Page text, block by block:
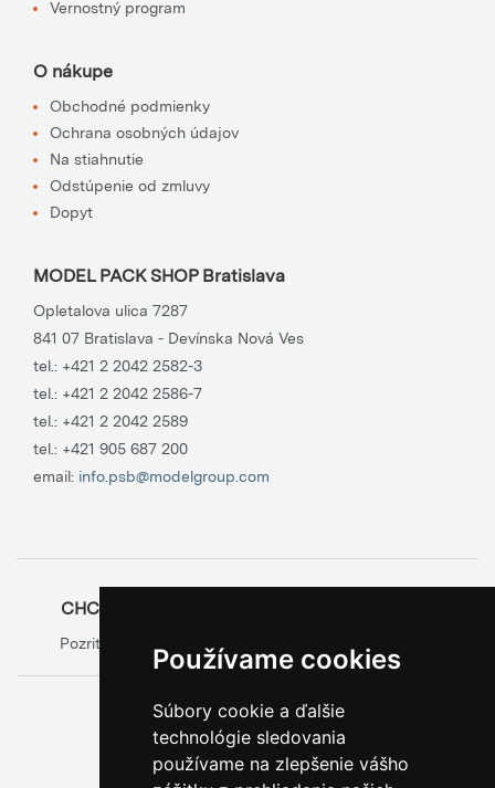
Používame cookies
Súbory cookie a ďalšie
technológie sledovania
používame na zlepšenie vášho
Vernostný program
O nákupe
Obchodné podmienky
Ochrana osobných údajov
Na stiahnutie
Odstúpenie od zmluvy
Dopyt
MODEL PACK SHOP Bratislava
Opletalova ulica 7287
841 07 Bratislava - Devínska Nová Ves
tel.: +421 2 2042 2582-3
tel.: +421 2 2042 2586-7
tel.: +421 2 2042 2589
tel.: +421 905 687 200
email: info.psb@modelgroup.com
CHCETE SA O OBALOCH DOZVEDIEŤ VIAC?
Pozrite si oficiálny web výrobcu obalov
0800 888 123
BEZPLATNÁ INFOLINKA